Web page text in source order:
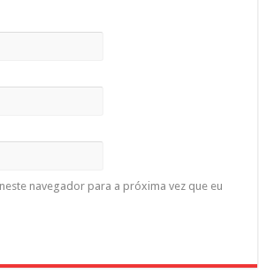
navegador para a próxima vez que eu